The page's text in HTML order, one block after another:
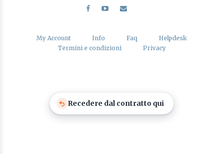
My Account Info Faq
Helpdesk
Termini e condizioni
Privacy
Recedere dal contratto qui